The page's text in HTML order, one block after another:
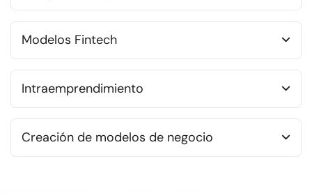
Modelos Fintech
Intraemprendimiento
Creación de modelos de negocio